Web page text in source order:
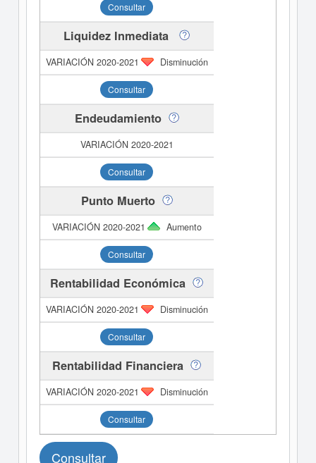
Consultar
Liquidez Inmediata
Disminución
Consultar
Endeudamiento
Consultar
Punto Muerto
Aumento
Consultar
Rentabilidad Económica
Disminución
Consultar
Rentabilidad Financiera
Disminución
Consultar
Consultar